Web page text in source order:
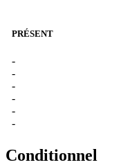
PRÉSENT
-
-
-
-
-
-
Conditionnel